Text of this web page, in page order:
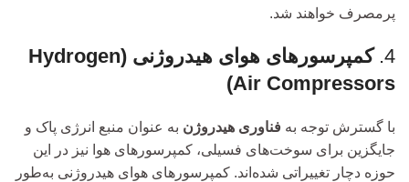
پرمصرف خواهند شد.
4.
کمپرسورهای هوای هیدروژنی (Hydrogen
Air Compressors)
با گسترش توجه به فناوری هیدروژن به عنوان منبع انرژی پاک و
جایگزین برای سوخت‌های فسیلی، کمپرسورهای هوا نیز در این
حوزه دچار تغییراتی شده‌اند. کمپرسورهای هوای هیدروژنی به‌طور